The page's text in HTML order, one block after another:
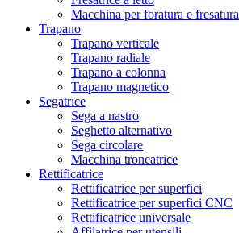
Macchina per foratura e fresatura
Trapano
Trapano verticale
Trapano radiale
Trapano a colonna
Trapano magnetico
Segatrice
Sega a nastro
Seghetto alternativo
Sega circolare
Macchina troncatrice
Rettificatrice
Rettificatrice per superfici
Rettificatrice per superfici CNC
Rettificatrice universale